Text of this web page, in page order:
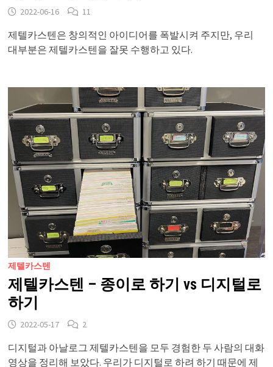
2022-06-16 11
제텔카스텐은 창의적인 아이디어를 폭발시켜 주지만, 우리
대부분은 제텔카스텐을 잘못 수행하고 있다.
제텔카스텐
제텔카스텐 – 종이로 하기 vs 디지털로
하기
2022-05-17 2
디지털과 아날로그 제텔카스텐을 모두 경험한 두 사람의 대화
영상을 정리해 보았다. 우리가 디지털로 하려 하기 때문에 제